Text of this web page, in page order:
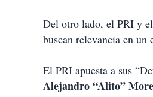
Del otro lado, el PRI y
buscan relevancia en un
El PRI apuesta a sus
Alejandro “Alito”